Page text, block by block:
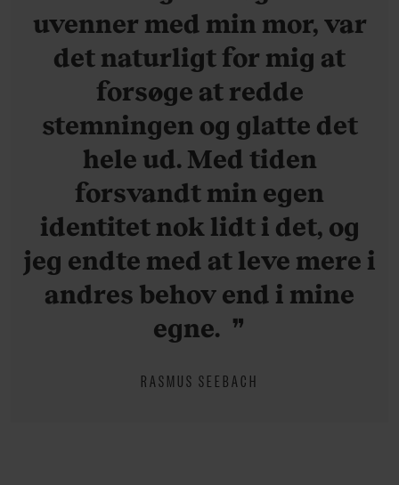
uvenner med min mor, var
det naturligt for mig at
forsøge at redde
stemningen og glatte det
hele ud. Med tiden
forsvandt min egen
identitet nok lidt i det, og
jeg endte med at leve mere i
andres behov end i mine
egne.
RASMUS SEEBACH